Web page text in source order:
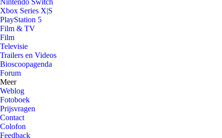
Nintendo Switch
Xbox Series X|S
PlayStation 5
Film & TV
Film
Televisie
Trailers en Videos
Bioscoopagenda
Forum
Meer
Weblog
Fotoboek
Prijsvragen
Contact
Colofon
Feedback